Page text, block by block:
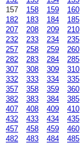
157 158 159 160
182 183 184 185
207 208 209 210
232 233 234 235
257 258 259 260
282 283 284 285
307 308 309 310
332 333 334 335
357 358 359 360
382 383 384 385
407 408 409 410
432 433 434 435
457 458 459 460
482 483 484 485